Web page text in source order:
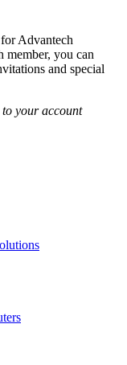
Advantech
member, you can
and special
to your account